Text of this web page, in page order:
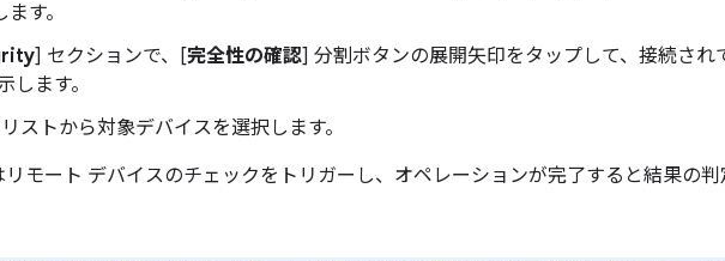
す。
] セクションで、[完全性の確認] 分割ボタンの展開矢印をタップして、接続され
します。
ストから対象デバイスを選択します。
モート デバイスのチェックをトリガーし、オペレーションが完了すると結果の